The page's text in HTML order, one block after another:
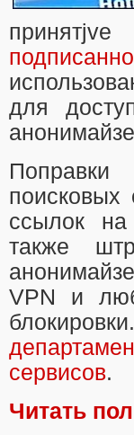
для
поисковых
ссылок
также
VPN и
сервисов.
Читать